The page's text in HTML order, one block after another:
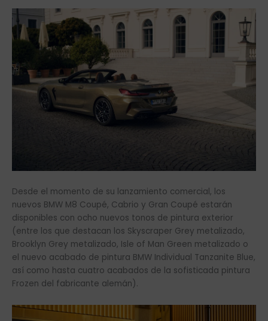
Desde el momento de su lanzamiento comercial, los
nuevos BMW M8 Coupé, Cabrio y Gran Coupé estarán
disponibles con ocho nuevos tonos de pintura exterior
(entre los que destacan los Skyscraper Grey metalizado,
Brooklyn Grey metalizado, Isle of Man Green metalizado o
el nuevo acabado de pintura BMW Individual Tanzanite Blue,
así como hasta cuatro acabados de la sofisticada pintura
Frozen del fabricante alemán).